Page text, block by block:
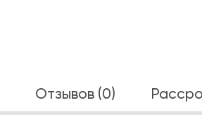
Отзывов (0)